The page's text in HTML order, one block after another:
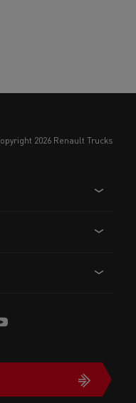
copyright 2026 Renault Trucks